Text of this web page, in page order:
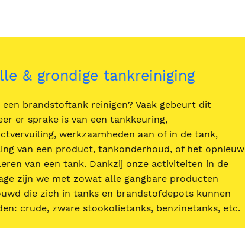
& grondige tankreiniging
brandstoftank reinigen? Vaak gebeurt dit
er sprake is van een tankkeuring,
werkzaamheden aan of in de tank,
van een product, tankonderhoud, of het opnieuw
van een tank. Dankzij onze activiteiten in de
zijn we met zowat alle gangbare producten
die zich in tanks en brandstofdepots kunnen
crude, zware stookolietanks, benzinetanks, etc.